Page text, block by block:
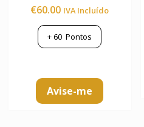
€60.00 IVA Incluído
+60 Pontos
Avise-me